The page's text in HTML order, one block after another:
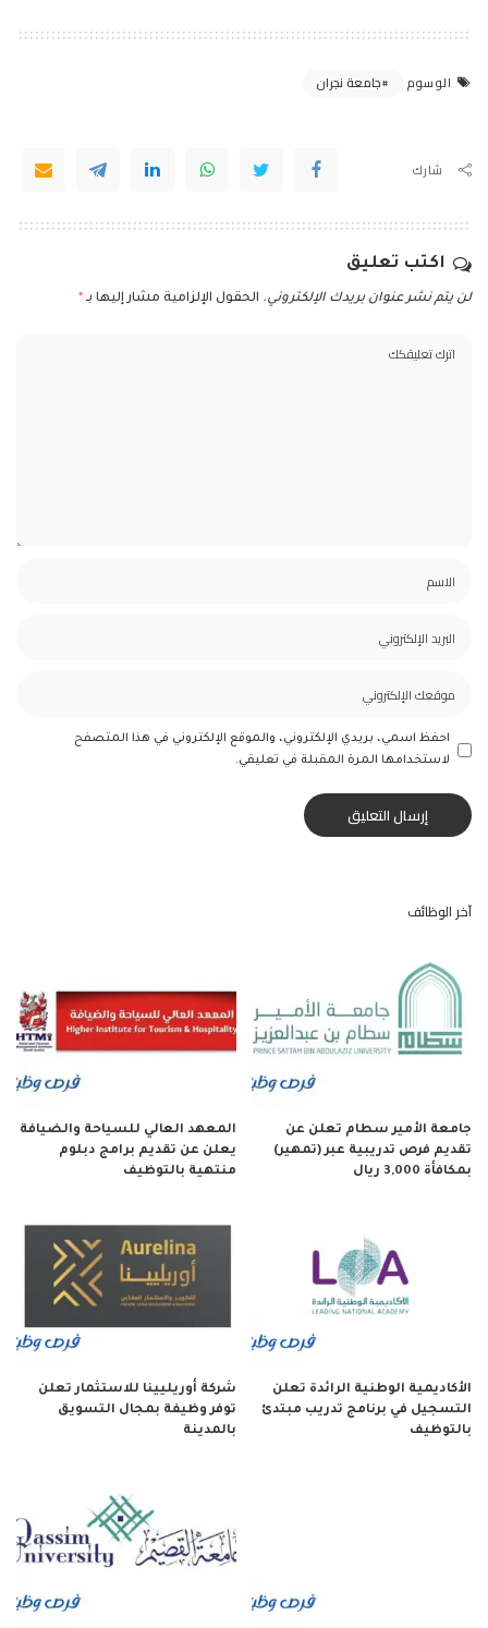
الوسوم جامعة نجران
شارك
اكتب تعليق
لن يتم نشر عنوان بريدك الإلكتروني. الحقول الإلزامية مشار إليها بـ *
احفظ اسمي، بريدي الإلكتروني، والموقع الإلكتروني في هذا المتصفح
لاستخدامها المرة المقبلة في تعليقي.
آخر الوظائف
جامعة الأمير سطام تعلن عن
تقديم فرص تدريبية عبر (تمهير)
بمكافأة 3,000 ريال
المعهد العالي للسياحة والضيافة
يعلن عن تقديم برامج دبلوم
منتهية بالتوظيف
الأكاديمية الوطنية الرائدة تعلن
التسجيل في برنامج تدريب مبتدئ
بالتوظيف
شركة أوريليينا للاستثمار تعلن
توفر وظيفة بمجال التسويق
بالمدينة